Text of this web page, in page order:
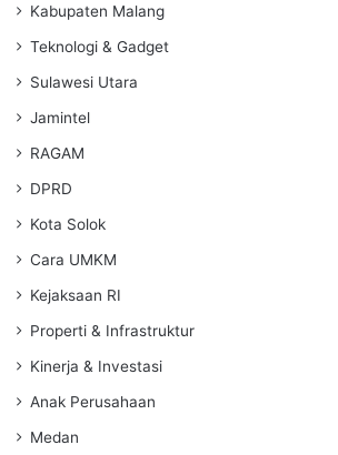
Kabupaten Malang
Teknologi & Gadget
Sulawesi Utara
Jamintel
RAGAM
DPRD
Kota Solok
Cara UMKM
Kejaksaan RI
Properti & Infrastruktur
Kinerja & Investasi
Anak Perusahaan
Medan